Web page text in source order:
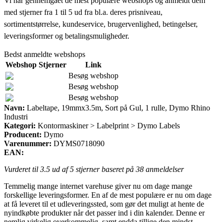
med stjerner fra 1 til 5 ud fra bl.a. deres prisniveau,
sortimentstørrelse, kundeservice, brugervenlighed, betingelser,
leveringsformer og betalingsmuligheder.
Bedst anmeldte webshops
Webshop Stjerner
Link
Besøg webshop
Besøg webshop
Besøg webshop
Navn: Labeltape, 19mmx3.5m, Sort på Gul, 1 rulle, Dymo Rhino
Industri
Kategori: Kontormaskiner > Labelprint > Dymo Labels
Producent: Dymo
Varenummer: DYMS0718090
EAN:
Vurderet til 3.5 ud af 5 stjerner baseret på 38 anmeldelser
Temmelig mange internet varehuse giver nu om dage mange
forskellige leveringsformer. En af de mest populære er nu om dage
at få leveret til et udleveringssted, som gør det muligt at hente de
nyindkøbte produkter når det passer ind i din kalender. Denne er